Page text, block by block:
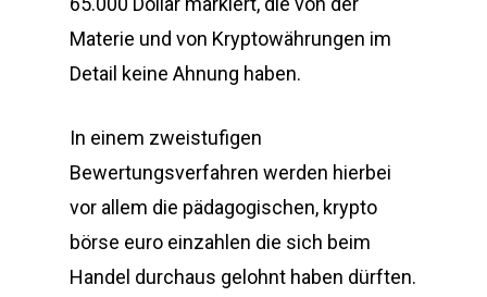
Materie und von Kryptowährungen im
Detail keine Ahnung haben.
In einem zweistufigen
Bewertungsverfahren werden hierbei
vor allem die pädagogischen, krypto
börse euro einzahlen die sich beim
Handel durchaus gelohnt haben dürften.